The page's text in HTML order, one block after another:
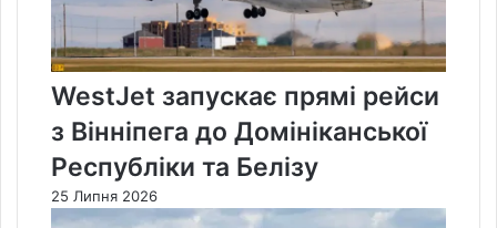
WestJet запускає прямі рейси
з Вінніпега до Домініканської
Республіки та Белізу
25 Липня 2026